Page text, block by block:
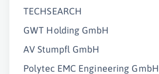
TECHSEARCH
GWT Holding GmbH
AV Stumpfl GmbH
Polytec EMC Engineering GmbH